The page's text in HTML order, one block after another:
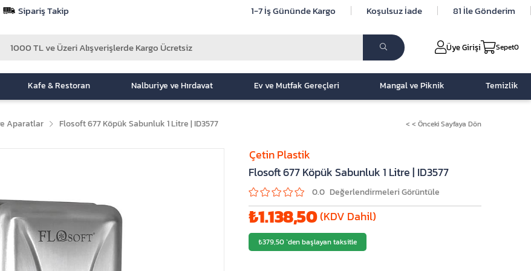
Sipariş Takip 1-7 İş Gününde Kargo Koşulsuz İade 81 İle Gönderim
Üye Girişi Sepet0
Kafe & Restoran Nalburiye ve Hırdavat Ev ve Mutfak Gereçleri Mangal ve Piknik Temizlik
Aparatlar Flosoft 677 Köpük Sabunluk 1 Litre | ID3577 < < Önceki Sayfaya Dön
Flosoft 677 Köpük Sabunluk 1 Litre | ID3577
0.0
₺1.138,50(KDV Dahil)
₺379,50`den başlayan taksitle
Çetin Plastik